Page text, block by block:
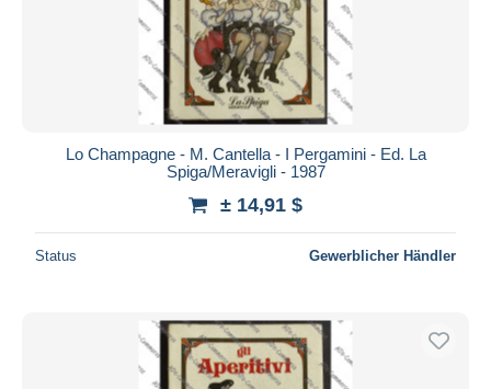
Lo Champagne - M. Cantella - I Pergamini - Ed. La
Spiga/Meravigli - 1987
± 14,91 $
Status Gewerblicher Händler